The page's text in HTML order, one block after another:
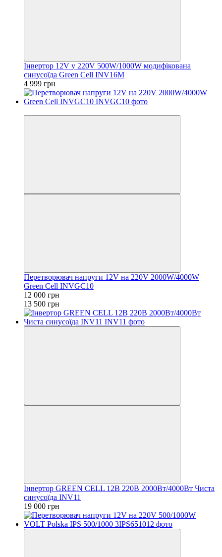
Інвертор 12V у 220V 500W/1000W модифікована
синусоїда Green Cell INV16M
4 999 грн
Перетворювач напруги 12V на 220V 2000W/4000W
Green Cell INVGC10
12 000 грн
13 500 грн
Інвертор GREEN CELL 12В 220В 2000Вт/4000Вт Чиста
синусоїда INV11
19 000 грн